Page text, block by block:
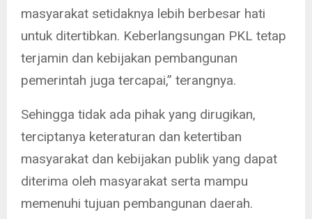
masyarakat setidaknya lebih berbesar hati
untuk ditertibkan. Keberlangsungan PKL tetap
terjamin dan kebijakan pembangunan
pemerintah juga tercapai,” terangnya.
Sehingga tidak ada pihak yang dirugikan,
terciptanya keteraturan dan ketertiban
masyarakat dan kebijakan publik yang dapat
diterima oleh masyarakat serta mampu
memenuhi tujuan pembangunan daerah.